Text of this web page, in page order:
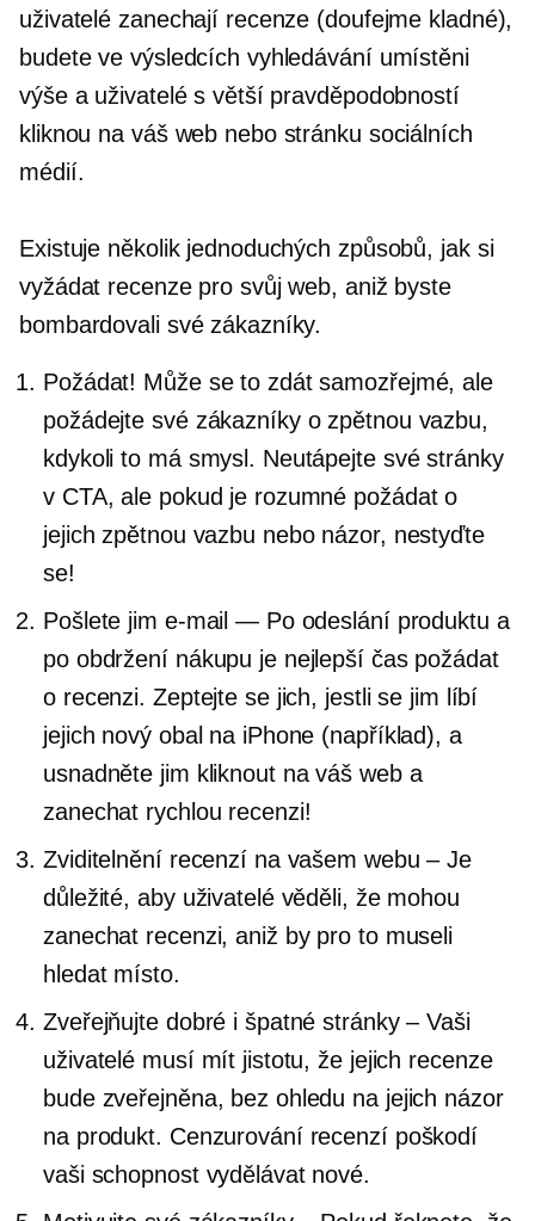
uživatelé zanechají recenze (doufejme kladné),
budete ve výsledcích vyhledávání umístěni
výše a uživatelé s větší pravděpodobností
kliknou na váš web nebo stránku sociálních
médií.
Existuje několik jednoduchých způsobů, jak si
vyžádat recenze pro svůj web, aniž byste
bombardovali své zákazníky.
Požádat! Může se to zdát samozřejmé, ale
požádejte své zákazníky o zpětnou vazbu,
kdykoli to má smysl. Neutápejte své stránky
v CTA, ale pokud je rozumné požádat o
jejich zpětnou vazbu nebo názor, nestyďte
se!
Pošlete jim e-mail — Po odeslání produktu a
po obdržení nákupu je nejlepší čas požádat
o recenzi. Zeptejte se jich, jestli se jim líbí
jejich nový obal na iPhone (například), a
usnadněte jim kliknout na váš web a
zanechat rychlou recenzi!
Zviditelnění recenzí na vašem webu – Je
důležité, aby uživatelé věděli, že mohou
zanechat recenzi, aniž by pro to museli
hledat místo.
Zveřejňujte dobré i špatné stránky – Vaši
uživatelé musí mít jistotu, že jejich recenze
bude zveřejněna, bez ohledu na jejich názor
na produkt. Cenzurování recenzí poškodí
vaši schopnost vydělávat nové.